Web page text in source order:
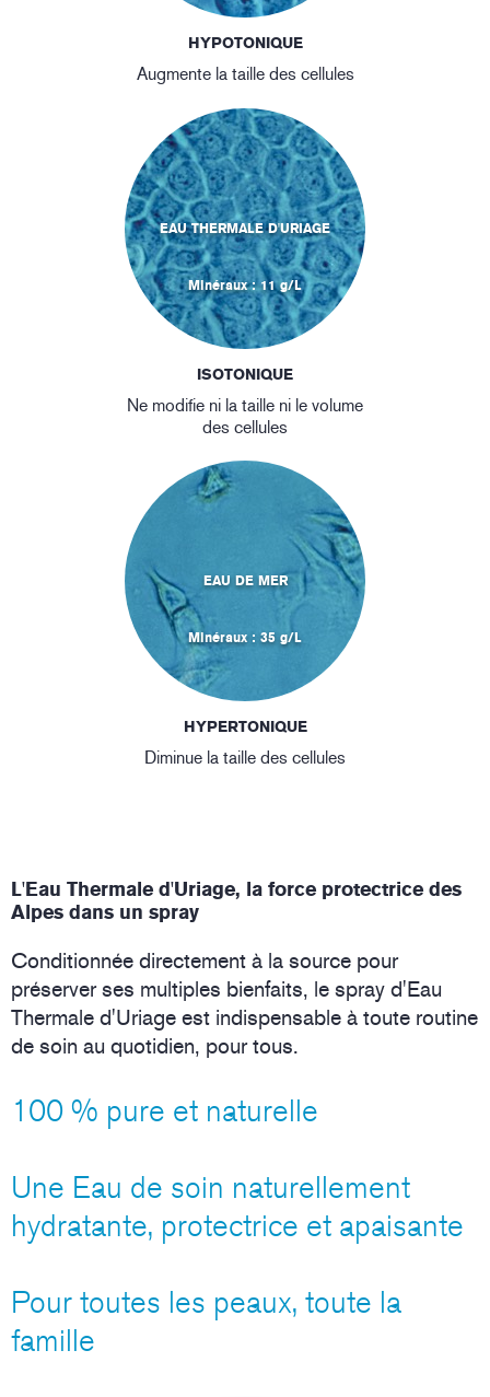
HYPOTONIQUE
Augmente la taille des cellules
EAU THERMALE D'URIAGE
Minéraux : 11 g/L
ISOTONIQUE
Ne modifie ni la taille ni le volume
des cellules
EAU DE MER
Minéraux : 35 g/L
HYPERTONIQUE
Diminue la taille des cellules
L'Eau Thermale d'Uriage, la force protectrice des
Alpes dans un spray
Conditionnée directement à la source pour
préserver ses multiples bienfaits, le spray d'Eau
Thermale d'Uriage est indispensable à toute routine
de soin au quotidien, pour tous.
100 % pure et naturelle
Une Eau de soin naturellement
hydratante, protectrice et apaisante
Pour toutes les peaux, toute la
famille